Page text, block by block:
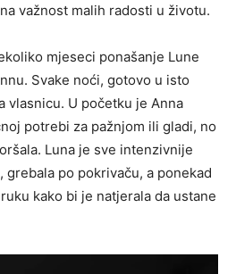
važnost malih radosti u životu.
mjeseci ponašanje Lune
Svake noći, gotovo u isto
vlasnicu. U početku je Anna
potrebi za pažnjom ili gladi, no
Luna je sve intenzivnije
grebala po pokrivaču, a ponekad
kako bi je natjerala da ustane